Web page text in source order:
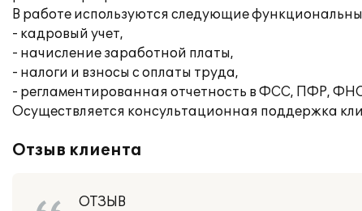
В работе используются следующие
- кадровый учет,
- начисление заработной платы,
- налоги и взносы с оплаты труда,
- регламентированная отчетность в ФСС, ПФР,
Осуществляется консультационная поддержка
Отзыв клиента
ОТЗЫВ